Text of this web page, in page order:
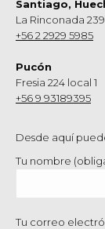
Santiago,
La Rinconada 239
+56 2 2929 5985
Pucón
Fresia 224 local 1
+56 9 93189395
Desde aquí
Tu nombre
Tu correo